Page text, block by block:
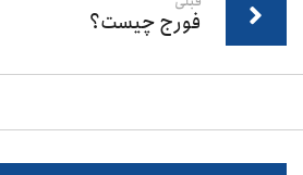
فورج چیست؟